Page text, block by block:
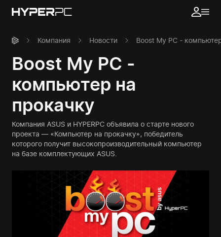
Компания Новости Boost My PC -
Boost My PC -
компьютер на
прокачку
Компания ASUS и HYPERPC объявила о старте нового
проекта — «Компьютер на прокачку», победитель
которого получит высокопроизводительный компьютер
на базе комплектующих ASUS.